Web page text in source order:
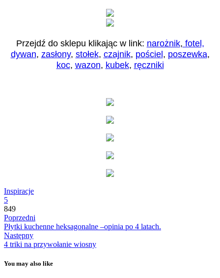
Przejdź do sklepu klikając w link: narożnik, fotel,
dywan, zasłony, stołek, czajnik, pościel , poszewka,
koc, wazon, kubek, ręczniki
Inspiracje
5
849
Poprzedni
Płytki kuchenne heksagonalne –opinia po 4 latach.
Następny
4 triki na przywołanie wiosny
You may also like